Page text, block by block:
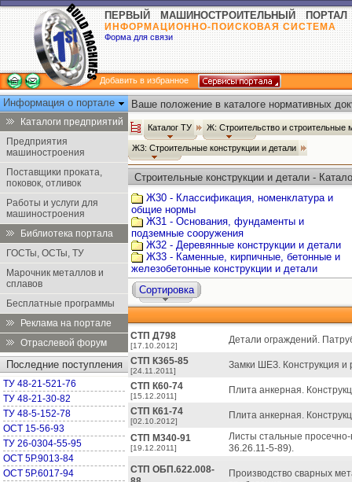
ПЕРВЫЙ МАШИНОСТРОИТЕЛЬНЫЙ ПОРТАЛ
ИНФОРМАЦИОННО-ПОИСКОВАЯ СИСТЕМА
Форма для связи
Добавить в избранное
Информация о портале
Каталоги предприятий
Предприятия
машиностроения
Поставщики проката,
поковок, отливок
Работы и услуги для
машиностроения
Библиотека портала
ГОСТы, ОСТы, ТУ
Марочник металлов и
сплавов
Бесплатные программы
Реклама на портале
Отраслевой форум
Последние поступления
ТУ 48-21-521-76
ТУ 48-21-30-82
ТУ 48-5-152-78
ОСТ 15-56-93
ТУ 26-0304-55-95
ОСТ 5Р.9013-84
ОСТ 5Р.6017-94
Ваше положение в каталоге нормативных
Каталог ТУ Ж: Строительство и строительные
Ж3: Строительные конструкции и детали
Строительные конструкции и детали -
Ж30 - Классификация, номенклатура и
общие нормы
Ж31 - Основания, фундаменты и
подземные сооружения
Ж32 - Деревянные конструкции и детали
Ж33 - Каменные, кирпичные, бетонные и
железобетонные конструкции и детали
Сортировка
СТП Д798
[17.10.2012]
Детали ограждений.
СТП К365-85
[24.11.2011]
Замки ШЕЗ. Конструкция и
СТП К60-74
[15.12.2011]
Плита анкерная.
СТП К61-74
[02.10.2012]
Плита анкерная.
СТП М340-91
[19.12.2011]
Листы стальные
36.26.11-5-89).
СТП ОБП.622.008-
Производство сварных